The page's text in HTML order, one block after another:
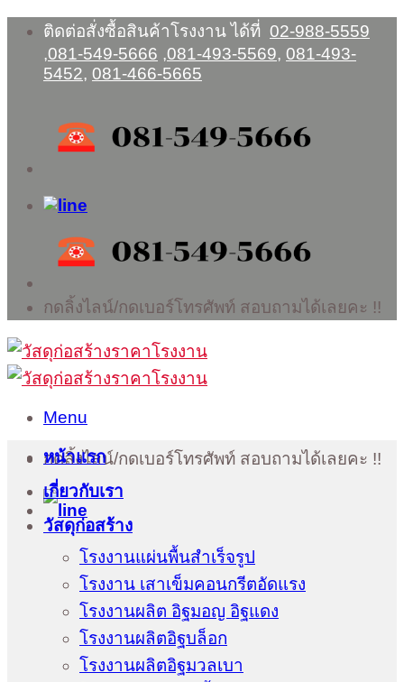
Skip
content
ติดต่อสั่งซื้อสินค้าโรงงาน ได้ที่ 02-988-5559
,081-549-5666 ,081-493-5569, 081-493-
5452, 081-466-5665
กดลิ้งไลน์/กดเบอร์โทรศัพท์ สอบถามได้เลยคะ !!
Menu
กดลิ้งไลน์/กดเบอร์โทรศัพท์ สอบถามได้เลยคะ !!
หน้าแรก
เกี่ยวกับเรา
วัสดุก่อสร้าง
โรงงานแผ่นพื้นสำเร็จรูป
โรงงาน เสาเข็มคอนกรีตอัดแรง
โรงงานผลิต อิฐมอญ อิฐแดง
โรงงานผลิตอิฐบล็อก
โรงงานผลิตอิฐมวลเบา